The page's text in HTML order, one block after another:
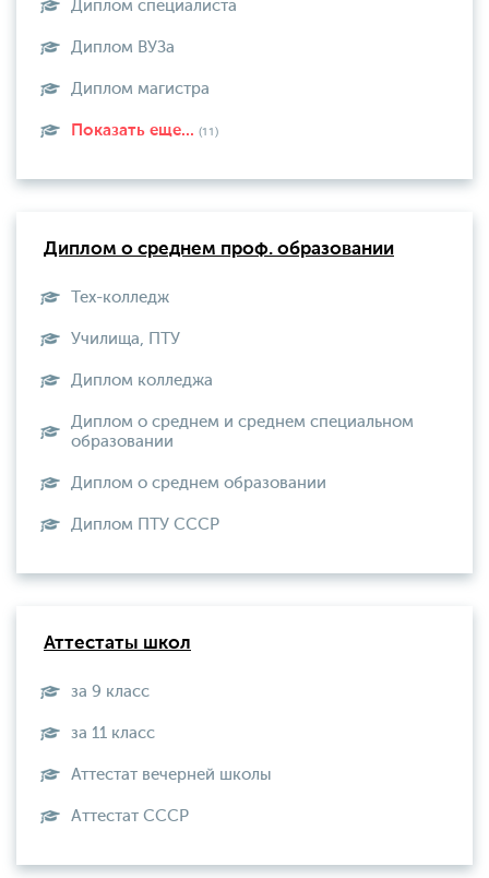
Диплом специалиста
Диплом ВУЗа
Диплом магистра
Показать еще... (11)
Диплом о среднем проф. образовании
Тех-колледж
Училища, ПТУ
Диплом колледжа
Диплом о среднем и среднем специальном
образовании
Диплом о среднем образовании
Диплом ПТУ СССР
Аттестаты школ
за 9 класс
за 11 класс
Аттестат вечерней школы
Aттестат СССР